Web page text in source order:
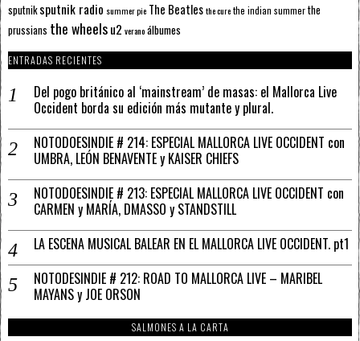
sputnik sputnik radio summer pie The Beatlesthe curethe indian summerthe
prussians the wheelsu2 veranoálbumes
ENTRADAS RECIENTES
Del pogo británico al ‘mainstream’ de masas: el Mallorca Live
Occident borda su edición más mutante y plural.
NOTODOESINDIE # 214: ESPECIAL MALLORCA LIVE OCCIDENT con
UMBRA, LEÓN BENAVENTE y KAISER CHIEFS
NOTODOESINDIE # 213: ESPECIAL MALLORCA LIVE OCCIDENT con
CARMEN y MARÍA, DMASSO y STANDSTILL
LA ESCENA MUSICAL BALEAR EN EL MALLORCA LIVE OCCIDENT. pt1
NOTODESINDIE # 212: ROAD TO MALLORCA LIVE – MARIBEL
MAYANS y JOE ORSON
SALMONES A LA CARTA